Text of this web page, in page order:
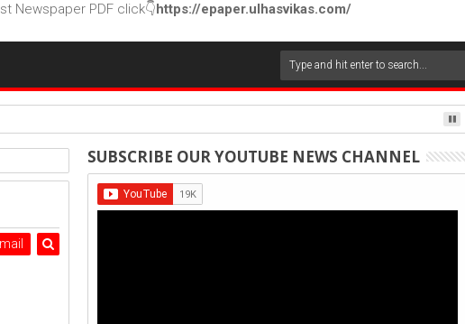
Newspaper PDF click👇https://epaper.ulhasvikas.com/
SUBSCRIBE OUR YOUTUBE NEWS CHANNEL